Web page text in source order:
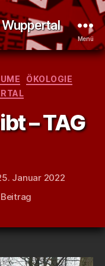
Menü
ÖKOLOGIE
– TAG
Januar 2022